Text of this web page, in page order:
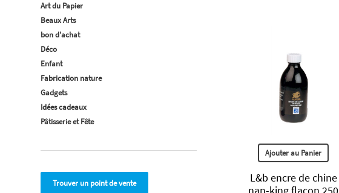
Ajouter au Panier
L&b encre de chine
Art du Papier
Beaux Arts
bon d'achat
Déco
Enfant
Fabrication nature
Gadgets
Idées cadeaux
Pâtisserie et Fête
Trouver un point de vente